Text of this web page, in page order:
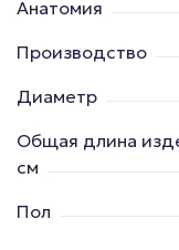
Анатомия
Производство
Диаметр
Общая длина
см
Пол